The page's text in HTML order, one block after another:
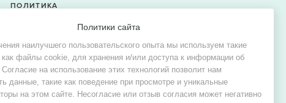
Политики сайта
наилучшего пользовательского опыта мы используем такие
как файлы cookie, для хранения и/или доступа к информации об
Согласие на использование этих технологий позволит нам
данные, такие как поведение при просмотре и уникальные
на этом сайте. Несогласие или отзыв согласия может негативно
ПОЛИТИКА
СОГЛАСИЕ НА ОБРАБОТКУ
ПЕРСОНАЛЬНЫХ ДАННЫХ